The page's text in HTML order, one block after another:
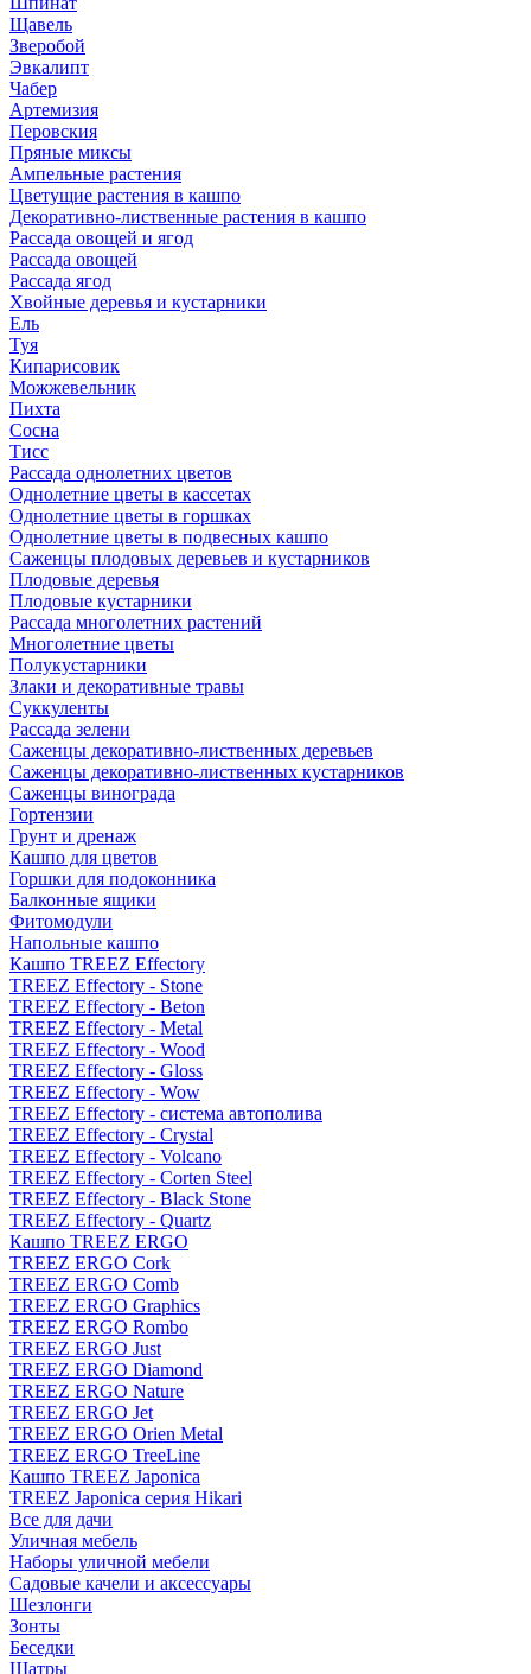
Щавель
Зверобой
Эвкалипт
Чабер
Артемизия
Перовския
Пряные миксы
Ампельные растения
Цветущие растения в кашпо
Декоративно-лиственные растения в кашпо
Рассада овощей и ягод
Рассада овощей
Рассада ягод
Хвойные деревья и кустарники
Ель
Туя
Кипарисовик
Можжевельник
Пихта
Сосна
Тисc
Рассада однолетних цветов
Однолетние цветы в кассетах
Однолетние цветы в горшках
Однолетние цветы в подвесных кашпо
Саженцы плодовых деревьев и кустарников
Плодовые деревья
Плодовые кустарники
Рассада многолетних растений
Многолетние цветы
Полукустарники
Злаки и декоративные травы
Суккуленты
Рассада зелени
Саженцы декоративно-лиственных деревьев
Саженцы декоративно-лиственных кустарников
Саженцы винограда
Гортензии
Грунт и дренаж
Кашпо для цветов
Горшки для подоконника
Балконные ящики
Фитомодули
Напольные кашпо
Кашпо TREEZ Effectory
TREEZ Effectory - Stone
TREEZ Effectory - Beton
TREEZ Effectory - Metal
TREEZ Effectory - Wood
TREEZ Effectory - Gloss
TREEZ Effectory - Wow
TREEZ Effectory - система автополива
TREEZ Effectory - Crystal
TREEZ Effectory - Volcano
TREEZ Effectory - Corten Steel
TREEZ Effectory - Black Stone
TREEZ Effectory - Quartz
Кашпо TREEZ ERGO
TREEZ ERGO Cork
TREEZ ERGO Comb
TREEZ ERGO Graphics
TREEZ ERGO Rombo
TREEZ ERGO Just
TREEZ ERGO Diamond
TREEZ ERGO Nature
TREEZ ERGO Jet
TREEZ ERGO Orien Metal
TREEZ ERGO TreeLine
Кашпо TREEZ Japonica
TREEZ Japonica серия Hikari
Все для дачи
Уличная мебель
Наборы уличной мебели
Садовые качели и аксессуары
Шезлонги
Зонты
Беседки
Шатры